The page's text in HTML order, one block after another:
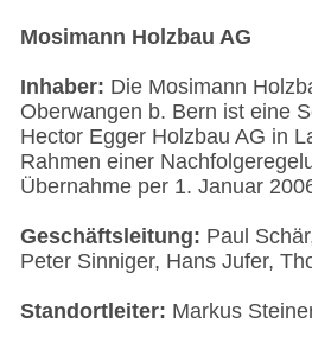
Mosimann Holzbau AG
Inhaber: Die Mosimann
Oberwangen b. Bern ist eine
Hector Egger Holzbau AG in
Rahmen einer
Übernahme per 1. Januar
Geschäftsleitung: Paul
Peter Sinniger, Hans Jufer,
Standortleiter: Markus